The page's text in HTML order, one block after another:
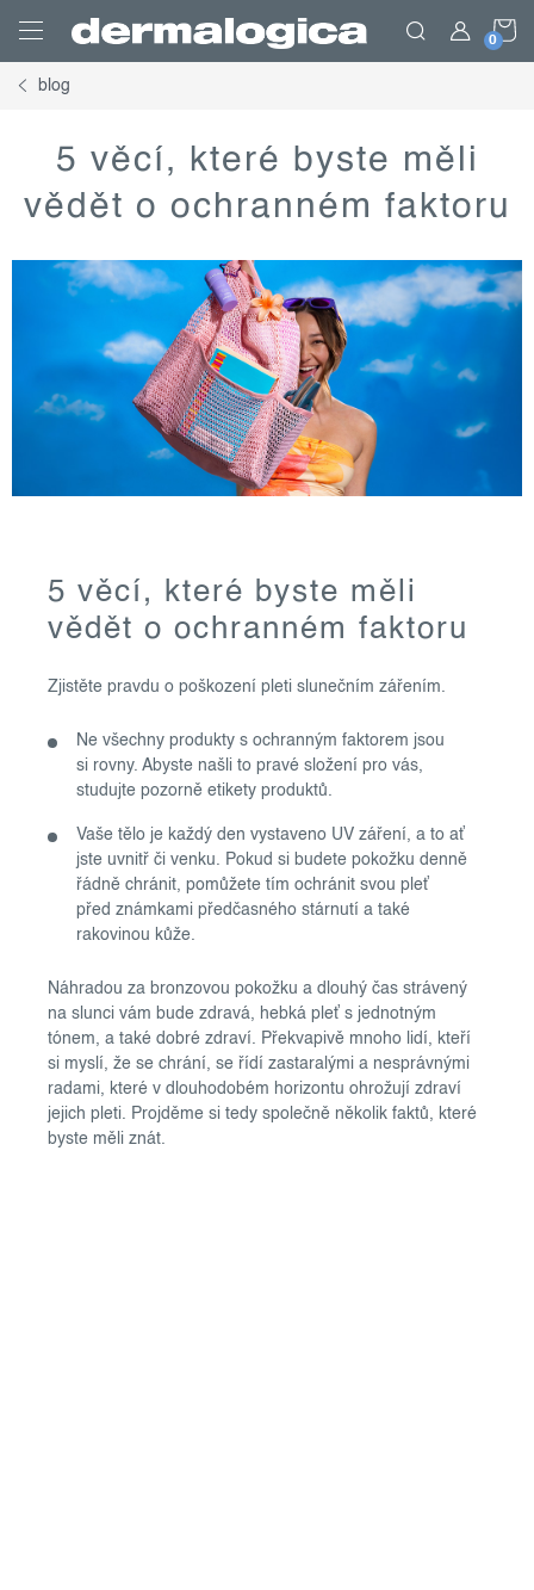
obsah
blog
5 věcí, které byste měli
vědět o ochranném faktoru
5 věcí, které byste měli
vědět o ochranném faktoru
Zjistěte pravdu o poškození pleti slunečním zářením.
Ne všechny produkty s ochranným faktorem jsou
si rovny. Abyste našli to pravé složení pro vás,
studujte pozorně etikety produktů.
Vaše tělo je každý den vystaveno UV záření, a to ať
jste uvnitř či venku. Pokud si budete pokožku denně
řádně chránit, pomůžete tím ochránit svou pleť
před známkami předčasného stárnutí a také
rakovinou kůže.
Náhradou za bronzovou pokožku a dlouhý čas strávený
na slunci vám bude zdravá, hebká pleť s jednotným
tónem, a také dobré zdraví. Překvapivě mnoho lidí, kteří
si myslí, že se chrání, se řídí zastaralými a nesprávnými
radami, které v dlouhodobém horizontu ohrožují zdraví
jejich pleti. Projděme si tedy společně několik faktů, které
byste měli znát.